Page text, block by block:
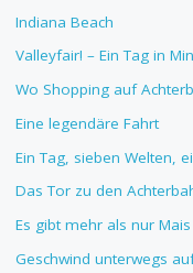
Indiana Beach
Valleyfair! – Ein Tag in
Wo Shopping auf
Eine legendäre Fahrt
Ein Tag, sieben Welten,
Das Tor zu den
Es gibt mehr als nur
Geschwind unterwegs